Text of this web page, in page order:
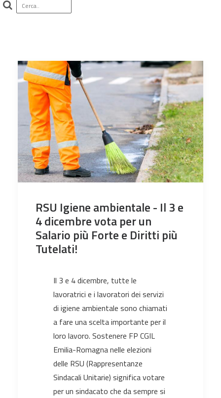
RSU Igiene ambientale - Il 3 e
4 dicembre vota per un
Salario più Forte e Diritti più
Tutelati!
Il 3 e 4 dicembre, tutte le
lavoratrici e i lavoratori dei servizi
di igiene ambientale sono chiamati
a fare una scelta importante per il
loro lavoro. Sostenere FP CGIL
Emilia-Romagna nelle elezioni
delle RSU (Rappresentanze
Sindacali Unitarie) significa votare
per un sindacato che da sempre si